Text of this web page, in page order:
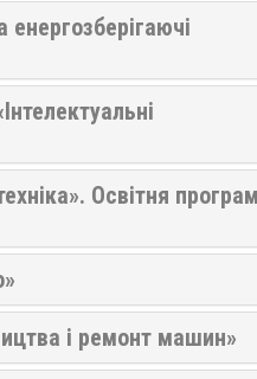
Освітня
і ремонт машин»